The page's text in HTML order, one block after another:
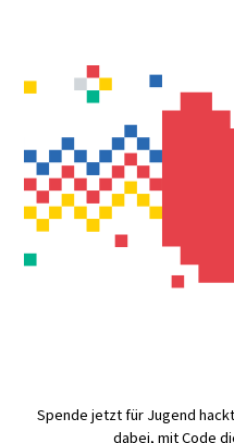
Spende jetzt für Jugend
dabei, mit Code